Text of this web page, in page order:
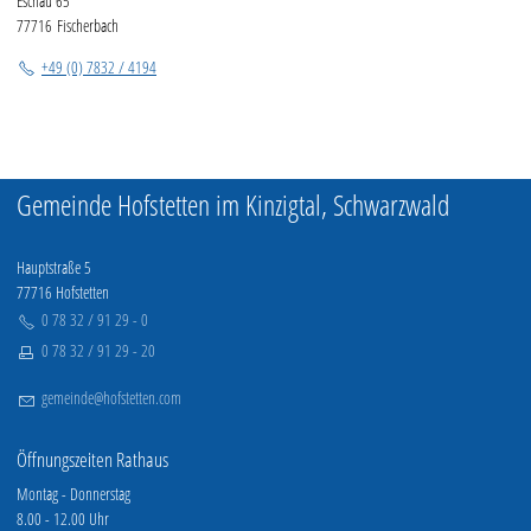
Freizeit & Tourismus
77716 Fischerbach
+49 (0) 7832 / 4194
Gemeinde Hofstetten im Kinzigtal, Schwarzwald
Hauptstraße 5
77716 Hofstetten
0 78 32 / 91 29 - 0
0 78 32 / 91 29 - 20
g m nd h fst tt n c m
Öffnungszeiten Rathaus
Montag - Donnerstag
8.00 - 12.00 Uhr